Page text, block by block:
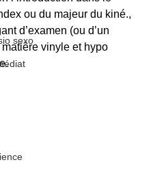
sexo
ou du majeur du kiné.,
d’examen (ou d’un
vinyle et hypo